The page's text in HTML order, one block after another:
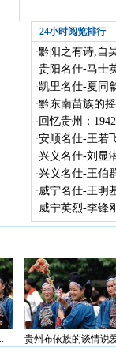
24小时阅览排行
·黔阳之有诗,自
·贵阳名仕-马士
·凯里名仕-夏同
·黔东南苗族的
· 回忆贵州：
·安顺名仕-王若
·兴义名仕-刘显
·兴义名仕-王伯
· 威宁名仕-王明
· 威宁英烈-李锋
贵州布依族的谈情说